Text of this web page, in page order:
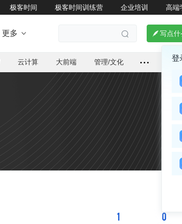
极客时间 极客时间训练营 企业培训 高端
更多    写点什
登
云计算 大前端 管理/文化
1 0